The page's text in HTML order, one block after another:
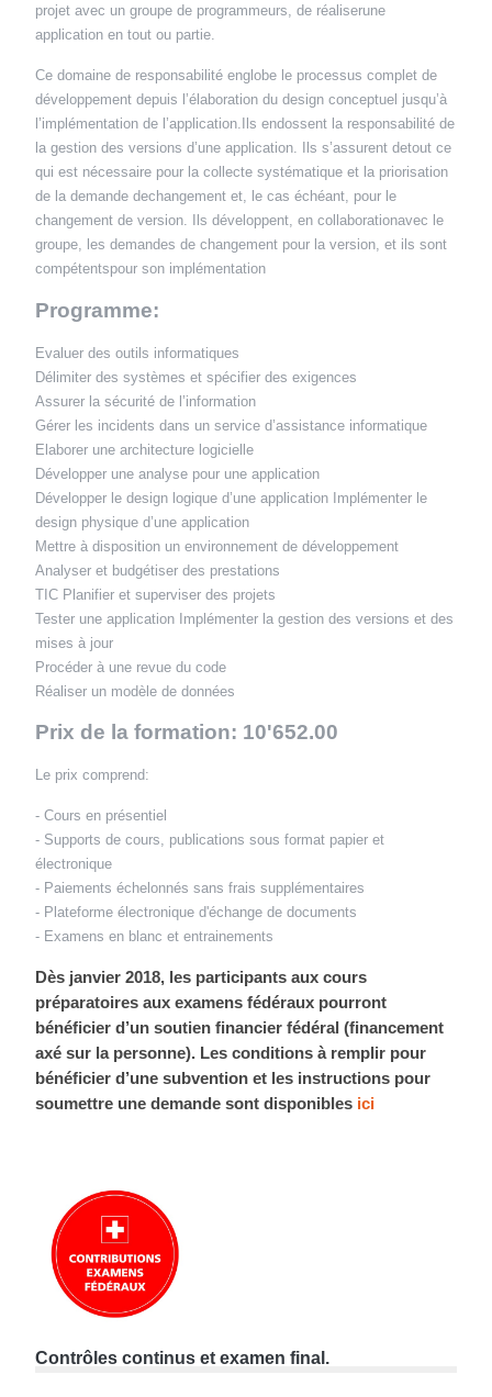
projet avec un groupe de programmeurs, de réaliserune
application en tout ou partie.
Ce domaine de responsabilité englobe le processus complet de
développement depuis l’élaboration du design conceptuel jusqu’à
l’implémentation de l’application.Ils endossent la responsabilité de
la gestion des versions d’une application. Ils s’assurent detout ce
qui est nécessaire pour la collecte systématique et la priorisation
de la demande dechangement et, le cas échéant, pour le
changement de version. Ils développent, en collaborationavec le
groupe, les demandes de changement pour la version, et ils sont
compétentspour son implémentation
Programme:
Evaluer des outils informatiques
Délimiter des systèmes et spécifier des exigences
Assurer la sécurité de l’information
Gérer les incidents dans un service d’assistance informatique
Elaborer une architecture logicielle
Développer une analyse pour une application
Développer le design logique d’une application Implémenter le
design physique d’une application
Mettre à disposition un environnement de développement
Analyser et budgétiser des prestations
TIC Planifier et superviser des projets
Tester une application Implémenter la gestion des versions et des
mises à jour
Procéder à une revue du code
Réaliser un modèle de données
Prix de la formation: 10'652.00
Le prix comprend:
- Cours en présentiel
- Supports de cours, publications sous format papier et
électronique
- Paiements échelonnés sans frais supplémentaires
- Plateforme électronique d'échange de documents
- Examens en blanc et entrainements
Dès janvier 2018, les participants aux cours
préparatoires aux examens fédéraux pourront
bénéficier d’un soutien financier fédéral (financement
axé sur la personne). Les conditions à remplir pour
bénéficier d’une subvention et les instructions pour
soumettre une demande sont disponibles ici
Contrôles continus et examen final.